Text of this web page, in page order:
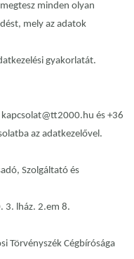
minden olyan
mely az adatok
gyakorlatát.
és +36
az adatkezelővel.
Szolgáltató és
3. lház. 2.em 8.
Törvényszék Cégbírósága